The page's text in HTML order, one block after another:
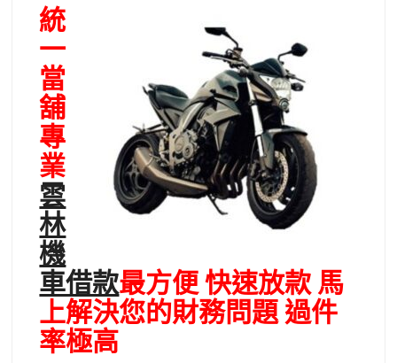
統
一
當
舖
專
業
雲
林
機
車借款最方便 快速放款 馬
上解決您的財務問題 過件
率極高